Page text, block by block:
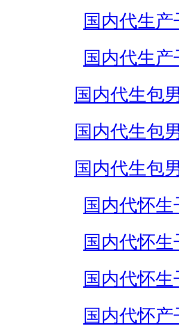
国内代生产
国内代生产
国内代生包
国内代生包
国内代生包
国内代怀生
国内代怀生
国内代怀生
国内代怀产